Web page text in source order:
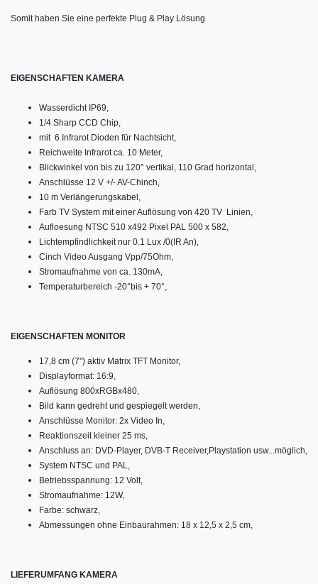
Somit haben Sie eine perfekte Plug & Play Lösung
EIGENSCHAFTEN KAMERA
Wasserdicht IP69,
1/4 Sharp CCD Chip,
mit 6 Infrarot Dioden für Nachtsicht,
Reichweite Infrarot ca. 10 Meter,
Blickwinkel von bis zu 120° vertikal, 110 Grad horizontal,
Anschlüsse 12 V +/- AV-Chinch,
10 m Verlängerungskabel,
Farb TV System mit einer Auflösung von 420 TV Linien,
Aufloesung NTSC 510 x492 Pixel PAL 500 x 582,
Lichtempfindlichkeit nur 0.1 Lux /0(IR An),
Cinch Video Ausgang Vpp/75Ohm,
Stromaufnahme von ca. 130mA,
Temperaturbereich -20°bis + 70°,
EIGENSCHAFTEN MONITOR
17,8 cm (7") aktiv Matrix TFT Monitor,
Displayformat: 16:9,
Auflösung 800xRGBx480,
Bild kann gedreht und gespiegelt werden,
Anschlüsse Monitor: 2x Video In,
Reaktionszeit kleiner 25 ms,
Anschluss an: DVD-Player, DVB-T Receiver,Playstation usw...möglich,
System NTSC und PAL,
Betriebsspannung: 12 Volt,
Stromaufnahme: 12W,
Farbe: schwarz,
Abmessungen ohne Einbaurahmen: 18 x 12,5 x 2,5 cm,
LIEFERUMFANG KAMERA